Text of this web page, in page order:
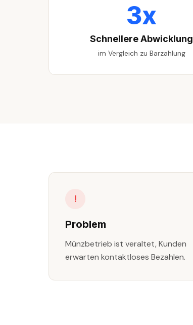
3x
Schnellere Abwicklung
im Vergleich zu Barzahlung
!
Problem
Münzbetrieb ist veraltet, Kunden
erwarten kontaktloses Bezahlen.